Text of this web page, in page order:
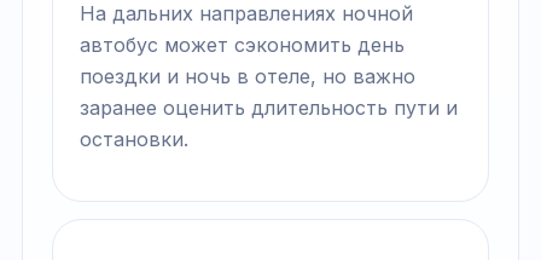
На дальних направлениях ночной
автобус может сэкономить день
поездки и ночь в отеле, но важно
заранее оценить длительность пути и
остановки.